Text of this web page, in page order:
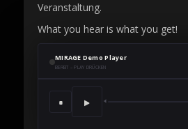
Veranstaltung.
What you hear is what you get!
MIRAGE Demo Player
BEREIT – PLAY DRÜCKEN
■ ▶ 🔈